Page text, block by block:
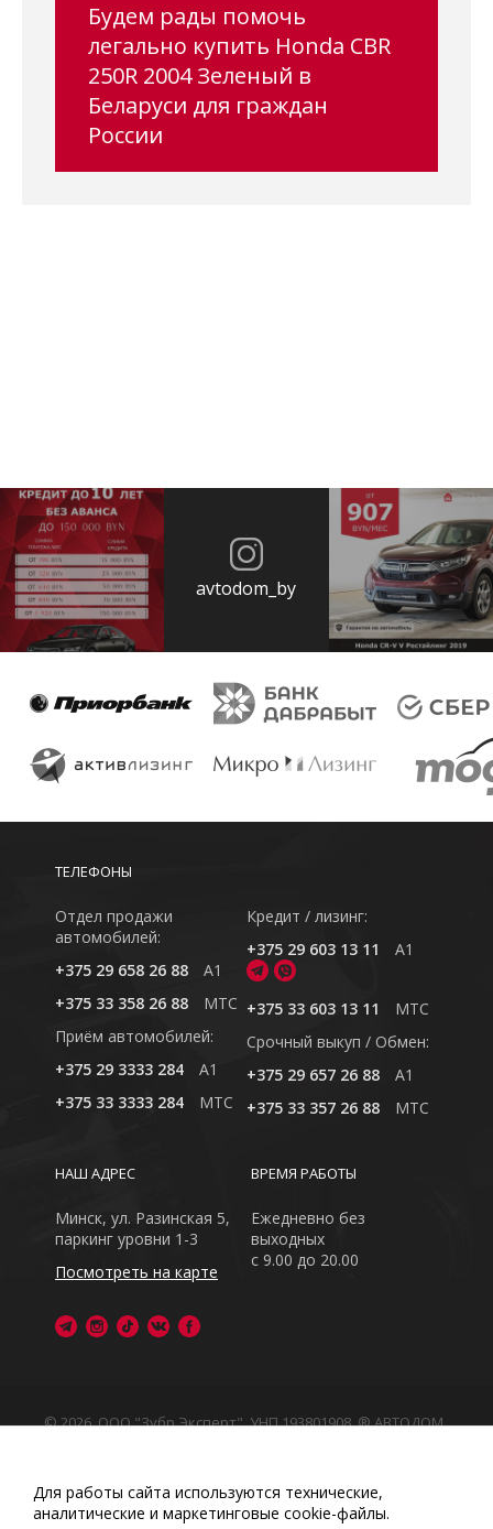
Будем рады помочь
легально купить Honda CBR
250R 2004 Зеленый в
Беларуси для граждан
России
avtodom_by
ТЕЛЕФОНЫ
Отдел продажи
автомобилей:
+375 29 658 26 88
A1
+375 33 358 26 88
MTC
Приём автомобилей:
+375 29 3333 284
A1
+375 33 3333 284
MTC
Кредит / лизинг:
+375 29 603 13 11
A1
+375 33 603 13 11
MTC
Cрочный выкуп / Обмен:
+375 29 657 26 88
A1
+375 33 357 26 88
MTC
ВРЕМЯ РАБОТЫ
Ежедневно без
выходных
с 9.00 до 20.00
НАШ АДРЕС
Минск, ул. Разинская 5,
паркинг уровни 1-3
Посмотреть на карте
© 2026, ООО "Зубр Эксперт", УНП 193801908. ® АВТОДОМ
Обращаем Ваше внимание на то, что данный интернет-
сайт носит исключительно информационный характер
Любое использование либо копирование материалов
Для работы сайта используются технические,
аналитические и маркетинговые сооkіе-файлы.